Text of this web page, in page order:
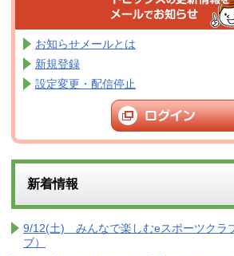
お知らせメールとは
新規登録
設定変更・配信停止
新着情報
9/12(土) みんなで楽しむeスポーツクラ
ブ）